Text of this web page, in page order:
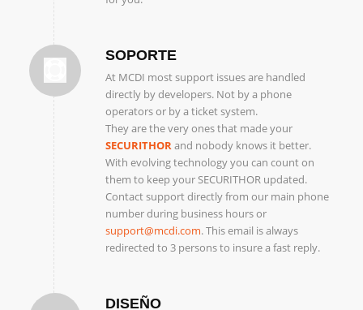
SOPORTE
At MCDI most support issues are handled
directly by developers. Not by a phone
operators or by a ticket system.
They are the very ones that made your
SECURITHORand nobody knows it better.
With evolving technology you can count on
them to keep your SECURITHOR updated.
Contact support directly from our main phone
number during business hours or
support@mcdi.com. This email is always
redirected to 3 persons to insure a fast reply.
DISEÑO